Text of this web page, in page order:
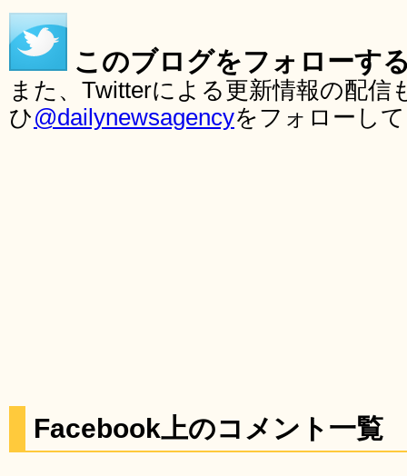
このブログをフォローす
また、Twitterによる更新情報の配
ひ@dailynewsagencyをフォローし
Facebook上のコメント一覧